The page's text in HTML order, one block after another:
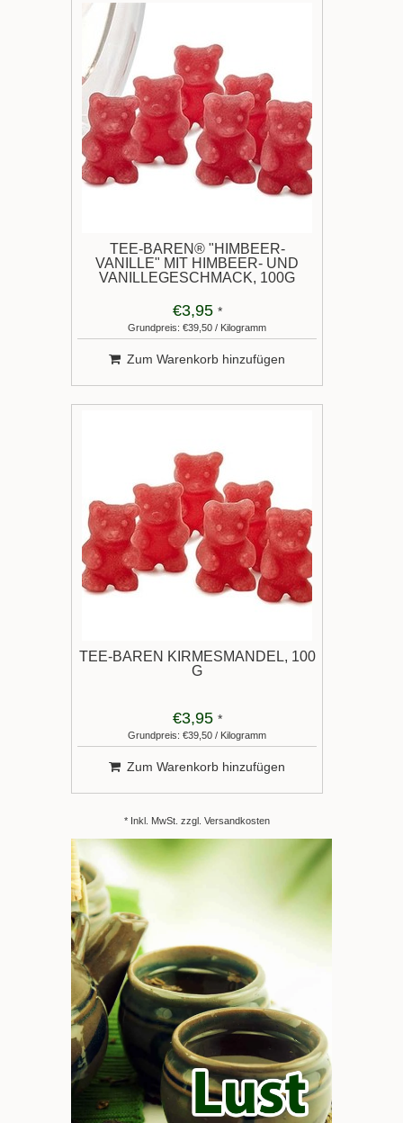
TEE-BÄREN® "HIMBEER-
VANILLE" MIT HIMBEER- UND
VANILLEGESCHMACK, 100G
€3,95 *
Grundpreis: €39,50 / Kilogramm
Zum Warenkorb hinzufügen
TEE-BÄREN KIRMESMANDEL, 100
G
€3,95 *
Grundpreis: €39,50 / Kilogramm
Zum Warenkorb hinzufügen
* Inkl. MwSt. zzgl. Versandkosten